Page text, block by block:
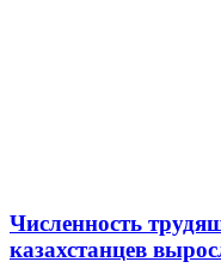
Численность
казахстанцев